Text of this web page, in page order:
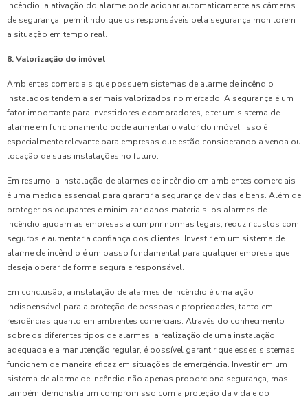
incêndio, a ativação do alarme pode acionar automaticamente as câmeras
de segurança, permitindo que os responsáveis pela segurança monitorem
a situação em tempo real.
8. Valorização do imóvel
Ambientes comerciais que possuem sistemas de alarme de incêndio
instalados tendem a ser mais valorizados no mercado. A segurança é um
fator importante para investidores e compradores, e ter um sistema de
alarme em funcionamento pode aumentar o valor do imóvel. Isso é
especialmente relevante para empresas que estão considerando a venda ou
locação de suas instalações no futuro.
Em resumo, a instalação de alarmes de incêndio em ambientes comerciais
é uma medida essencial para garantir a segurança de vidas e bens. Além de
proteger os ocupantes e minimizar danos materiais, os alarmes de
incêndio ajudam as empresas a cumprir normas legais, reduzir custos com
seguros e aumentar a confiança dos clientes. Investir em um sistema de
alarme de incêndio é um passo fundamental para qualquer empresa que
deseja operar de forma segura e responsável.
Em conclusão, a instalação de alarmes de incêndio é uma ação
indispensável para a proteção de pessoas e propriedades, tanto em
residências quanto em ambientes comerciais. Através do conhecimento
sobre os diferentes tipos de alarmes, a realização de uma instalação
adequada e a manutenção regular, é possível garantir que esses sistemas
funcionem de maneira eficaz em situações de emergência. Investir em um
sistema de alarme de incêndio não apenas proporciona segurança, mas
também demonstra um compromisso com a proteção da vida e do